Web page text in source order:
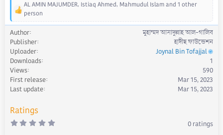
R
e
a
c
t
i
o
n
s
:
AL AMIN MAJUMDER, Istiaq Ahmed, Mahmudul Islamand 1 other
person
Author
মুহাম্মদ আসাদুল্লাহ আল-গালিব
Publisher
হাদীছ ফাউন্ডেশন
Uploader
Joynal Bin Tofajjal
Downloads
1
Views
590
First release
Mar 15, 2023
Last update
Mar 15, 2023
Ratings
0 0 ratings